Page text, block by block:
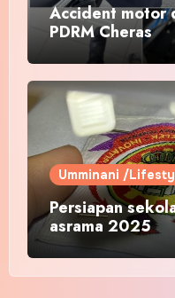
Accident motor
PDRM Cheras
Umminani /
Persiapan
asrama 2025